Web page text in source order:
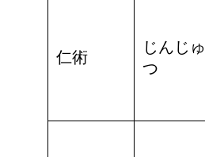
仁術
じんじゅ
つ